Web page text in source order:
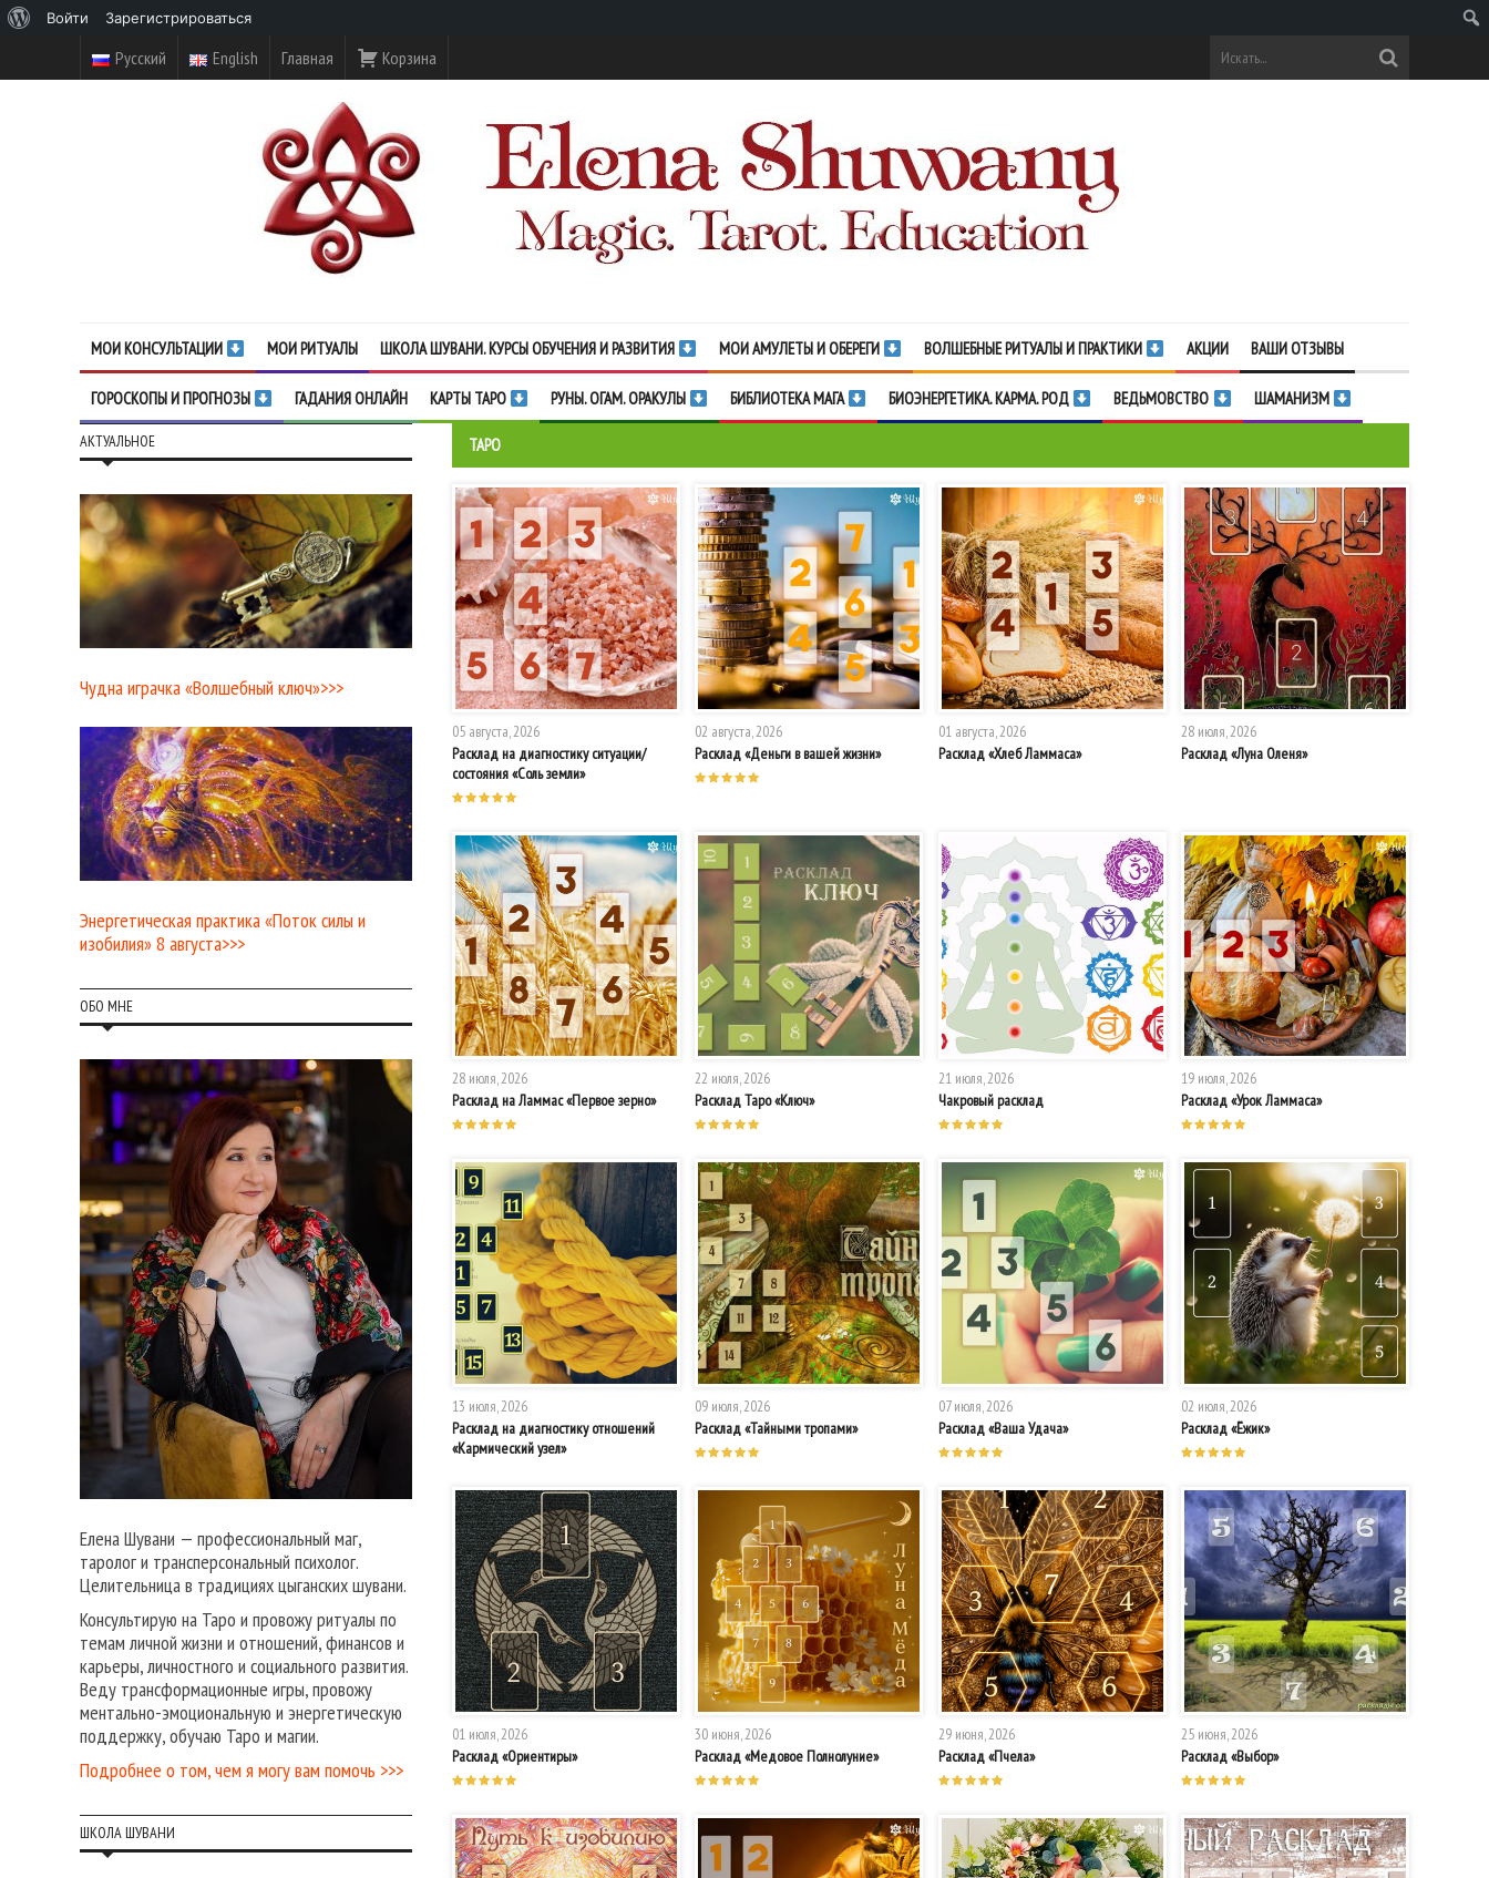
Русский English Главная Корзина
МОИ КОНСУЛЬТАЦИИ МОИ РИТУАЛЫ ШКОЛА ШУВАНИ. КУРСЫ ОБУЧЕНИЯ И РАЗВИТИЯ МОИ АМУЛЕТЫ И ОБЕРЕГИ ВОЛШЕБНЫЕ РИТУАЛЫ И ПРАКТИКИ АКЦИИ ВАШИ ОТЗЫВЫ
ГОРОСКОПЫ И ПРОГНОЗЫ ГАДАНИЯ ОНЛАЙН КАРТЫ ТАРО РУНЫ. ОГАМ. ОРАКУЛЫ БИБЛИОТЕКА МАГА БИОЭНЕРГЕТИКА. КАРМА. РОД ВЕДЬМОВСТВО ШАМАНИЗМ
ТАРО
05 августа, 2026
Расклад на диагностику ситуации/
состояния «Соль земли»
02 августа, 2026
Расклад «Деньги в вашей жизни»
01 августа, 2026
Расклад «Хлеб Ламмаса»
28 июля, 2026
Расклад «Луна Оленя»
28 июля, 2026
Расклад на Ламмас «Первое зерно»
22 июля, 2026
Расклад Таро «Ключ»
21 июля, 2026
Чакровый расклад
19 июля, 2026
Расклад «Урок Ламмаса»
13 июля, 2026
Расклад на диагностику отношений
«Кармический узел»
09 июля, 2026
Расклад «Тайными тропами»
07 июля, 2026
Расклад «Ваша Удача»
02 июля, 2026
Расклад «Ёжик»
01 июля, 2026
Расклад «Ориентиры»
30 июня, 2026
Расклад «Медовое Полнолуние»
29 июня, 2026
Расклад «Пчела»
25 июня, 2026
Расклад «Выбор»
АКТУАЛЬНОЕ
Чудна играчка «Волшебный ключ»>>>
Энергетическая практика «Поток силы и
изобилия» 8 августа>>>
ОБО МНЕ
Елена Шувани — профессиональный маг,
таролог и трансперсональный психолог.
Целительница в традициях цыганских шувани.
Консультирую на Таро и провожу ритуалы по
темам личной жизни и отношений, финансов и
карьеры, личностного и социального развития.
Веду трансформационные игры, провожу
ментально-эмоциональную и энергетическую
поддержку, обучаю Таро и магии.
Подробнее о том, чем я могу вам помочь >>>
ШКОЛА ШУВАНИ
WordPress
Войти Зарегистрироваться